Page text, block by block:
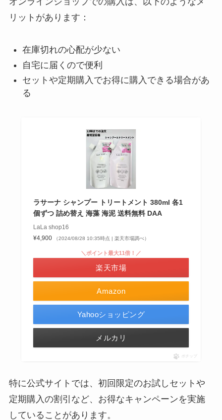
リットがあります：
在庫切れの心配が少ない
自宅に届くので便利
セットや定期購入でお得に購入できる場合があ
る
ラサーナ シャンプー トリートメント 380ml 各1
個ずつ 詰め替え 海藻 海泥 送料無料 DAA
LaLa shop16
¥4,900
（2024/08/28 10:35時点 | 楽天市場調べ）
Amazon
＼ポイント最大11倍！／
楽天市場
Yahooショッピング
メルカリ
ポチップ
特に公式サイトでは、初回限定のお試しセットや
定期購入の割引など、お得なキャンペーンを実施
していることがあります。